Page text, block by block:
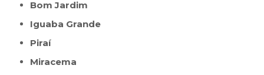
Bom Jardim
Iguaba Grande
Piraí
Miracema